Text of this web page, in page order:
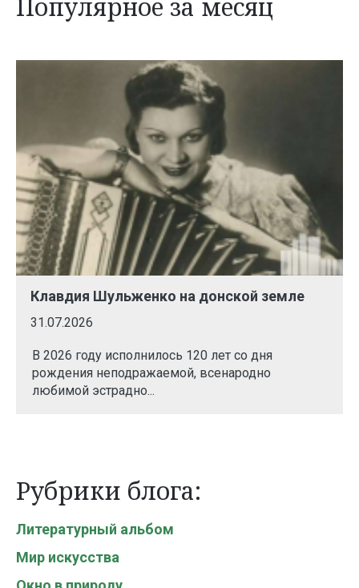
Клавдия Шульженко на донской земле
31.07.2026
В 2026 году исполнилось 120 лет со дня
рождения неподражаемой, всенародно
любимой эстрадно...
Рубрики блога:
Литературный альбом
Мир искусства